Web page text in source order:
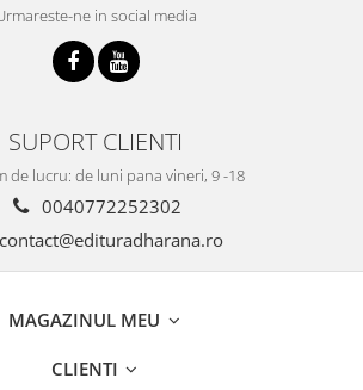
ne in social media
SUPORT CLIENTI
de lucru: de luni pana vineri, 9 -18
0040772252302
contact@edituradharana.ro
MAGAZINUL MEU
CLIENTI